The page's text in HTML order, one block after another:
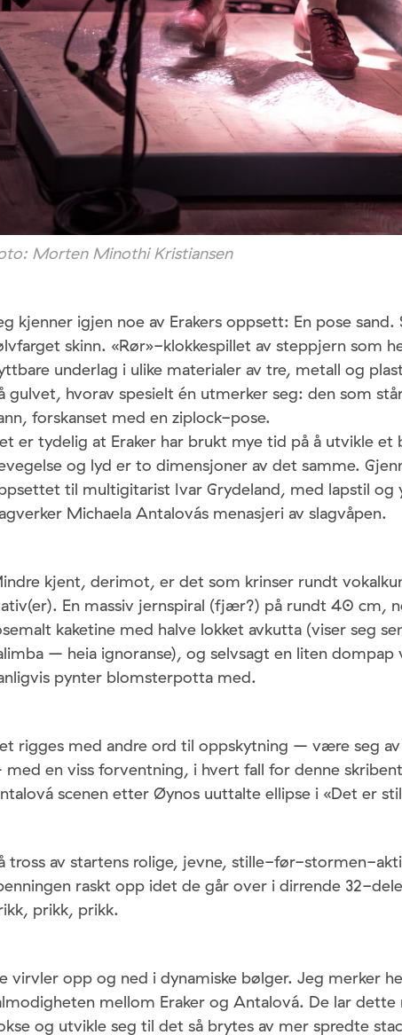
Morten Minothi Kristiansen
kjenner igjen noe av Erakers oppsett: En pose
skinn. «Rør»-klokkespillet av steppjern som
underlag i ulike materialer av tre, metall og
gulvet, hvorav spesielt én utmerker seg: den som
forskanset med en ziplock-pose.
er tydelig at Eraker har brukt mye tid på å utvikle et
og lyd er to dimensjoner av det samme.
til multigitarist Ivar Grydeland, med lapstil og
Michaela Antalovás menasjeri av slagvåpen.
kjent, derimot, er det som krinser rundt
En massiv jernspiral (fjær?) på rundt 40 cm,
kaketine med halve lokket avkutta (viser seg
– heia ignoranse), og selvsagt en liten dompap
pynter blomsterpotta med.
rigges med andre ord til oppskytning – være seg
en viss forventning, i hvert fall for denne
scenen etter Øynos uuttalte ellipse i «Det er
tross av startens rolige, jevne, stille-før-stormen-
raskt opp idet de går over i dirrende 32-
prikk, prikk.
virvler opp og ned i dynamiske bølger. Jeg merker
mellom Eraker og Antalová. De lar dette
og utvikle seg til det så brytes av mer spredte